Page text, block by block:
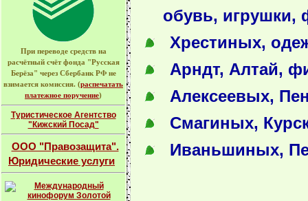
При переводе средств на
расчётный счёт фонда "Русская
Берёза" через Сбербанк РФ не
взимается комиссия. (распечатать
платежное поручение)
Туристическое Агентство
"Кижский Посад"
ООО "Правозащита".
Юридические услуги
обувь,
Хрестиных,
Арндт, Алтай,
Алексеевых,
Смагиных,
Иваньшиных,